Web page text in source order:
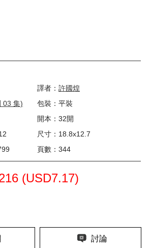
譯者： 許國煌
03 集)
包裝：平裝
開本：32開
尺寸：18.8x12.7
頁數：344
(USD7.17)
討論